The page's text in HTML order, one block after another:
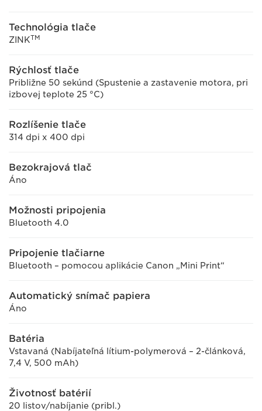
Technológia tlače
ZINKTM
Rýchlosť tlače
Približne 50 sekúnd (Spustenie a zastavenie motora, pri
izbovej teplote 25 °C)
Rozlíšenie tlače
314 dpi x 400 dpi
Bezokrajová tlač
Áno
Možnosti pripojenia
Bluetooth 4.0
Pripojenie tlačiarne
Bluetooth – pomocou aplikácie Canon „Mini Print“
Automatický snímač papiera
Áno
Batéria
Vstavaná (Nabíjateľná lítium-polymerová – 2-článková,
7,4 V, 500 mAh)
Životnosť batérií
20 listov/nabíjanie (pribl.)